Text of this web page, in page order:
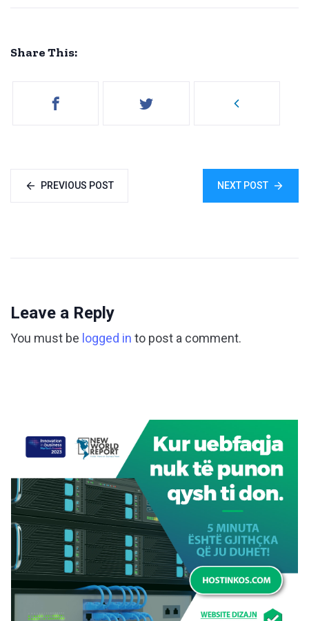
Share This:
PREVIOUS POST NEXT POST
Leave a Reply
You must be logged in to post a comment.